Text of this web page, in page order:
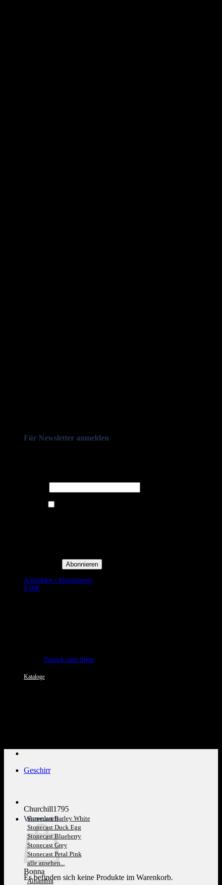
Für Newsletter anmelden
Anmelden / Registrieren
0,00€
Zurück zum Shop
Kataloge
Warenkorb
Es befinden sich keine Produkte im Warenkorb.
Geschirr
Churchill1795
Stonecast Barley White
Stonecast Duck Egg
Stonecast Blueberry
Stonecast Grey
Stonecast Petal Pink
alle ansehen...
Bonna
Alhambra